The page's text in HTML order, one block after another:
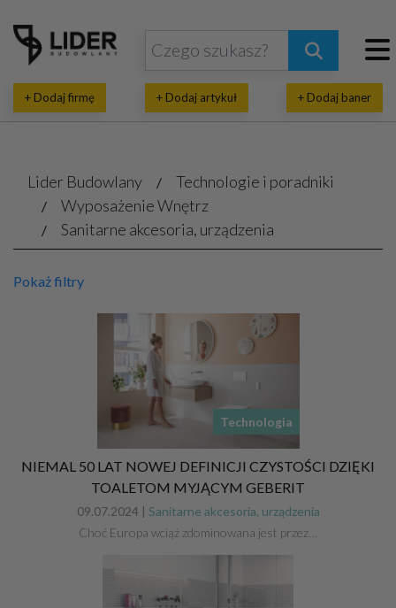
+ Dodaj firmę + Dodaj artykuł + Dodaj baner
Lider Budowlany
Technologie i poradniki
Wyposażenie Wnętrz
Sanitarne akcesoria, urządzenia
Pokaż filtry
Technologia
NIEMAL 50 LAT NOWEJ DEFINICJI CZYSTOŚCI DZIĘKI
TOALETOM MYJĄCYM GEBERIT
09.07.2024 | Sanitarne akcesoria, urządzenia
Choć Europa wciąż zdominowana jest przez…